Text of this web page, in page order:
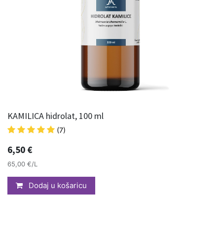
KAMILICA hidrolat, 100 ml
(7)
6,50 €
65,00 €/L
Dodaj u košaricu